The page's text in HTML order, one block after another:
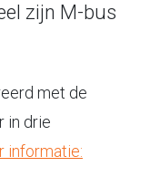
zijn M-bus
met de
in drie
informatie: